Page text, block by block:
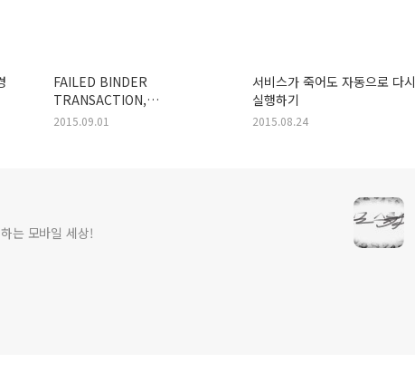
FAILED BINDER
TRANSACTION,
TransactionTooLargeException
2015.09.01
서비스가 죽어도 자동으로 다시
실행하기
2015.08.24
는 모바일 세상!